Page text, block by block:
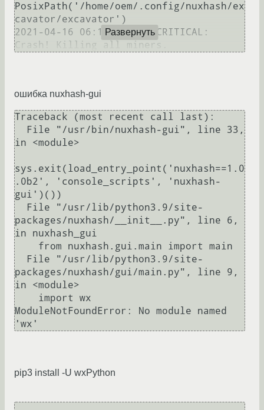
PosixPath('/home/oem/.config/nuxhash/ex
cavator/excavator')
2021-04-16 06:14:39,216 CRITICAL:
Развернуть
ошибка nuxhash-gui
Traceback (most recent call last):
in <module>
sys.exit(load_entry_point('nuxhash==1.0
.0b2', 'console_scripts', 'nuxhash-
gui')())
packages/nuxhash/__init__.py", line 6,
in nuxhash_gui
packages/nuxhash/gui/main.py", line 9,
in <module>
ModuleNotFoundError: No module named
pip3 install -U wxPython